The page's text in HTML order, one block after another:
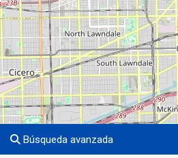
Búsqueda avanzada